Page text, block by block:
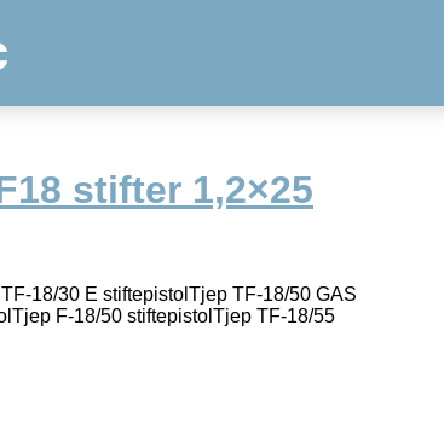
stifter 1,2×25
18/30 E stiftepistolTjep TF-18/50 GAS
F-18/50 stiftepistolTjep TF-18/55